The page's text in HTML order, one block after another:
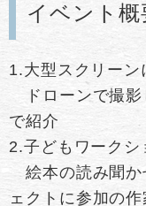
イベント概
1.大型スクリー
ドローンで撮影
で紹介
2.子どもワークシ
絵本の読み聞か
ェクトに参加の